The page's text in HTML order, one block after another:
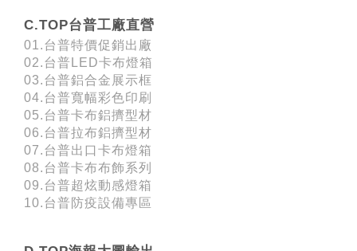
C.TOP台普工廠直營
01.台普特價促銷出廠
02.台普LED卡布燈箱
03.台普鋁合金展示框
04.台普寬幅彩色印刷
05.台普卡布鋁擠型材
06.台普拉布鋁擠型材
07.台普出口卡布燈箱
08.台普卡布布飾系列
09.台普超炫動感燈箱
10.台普防疫設備專區